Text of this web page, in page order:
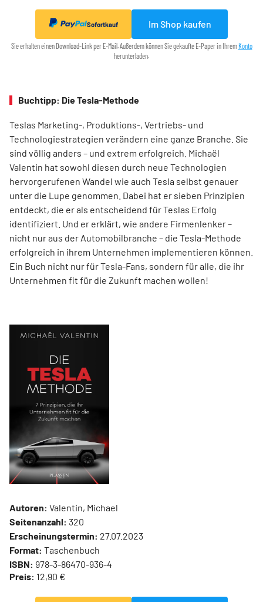
Sofortkauf Im Shop kaufen
Sie erhalten einen Download-Link per E-Mail. Außerdem können Sie gekaufte E-Paper in Ihrem Konto
herunterladen.
Buchtipp: Die Tesla-Methode
Teslas Marketing-, Produktions-, Vertriebs- und
Technologiestrategien verändern eine ganze Branche. Sie
sind völlig anders – und extrem erfolgreich. Michaël
Valentin hat sowohl diesen durch neue Technologien
hervorgerufenen Wandel wie auch Tesla selbst genauer
unter die Lupe genommen. Dabei hat er sieben Prinzipien
entdeckt, die er als entscheidend für Teslas Erfolg
identifiziert. Und er erklärt, wie andere Firmenlenker –
nicht nur aus der Automobilbranche – die Tesla-Methode
erfolgreich in ihrem Unternehmen implementieren können.
Ein Buch nicht nur für Tesla-Fans, sondern für alle, die ihr
Unternehmen fit für die Zukunft machen wollen!
Autoren: Valentin, Michael
Seitenanzahl: 320
Erscheinungstermin: 27.07.2023
Format: Taschenbuch
ISBN: 978-3-86470-936-4
Preis: 12,90 €